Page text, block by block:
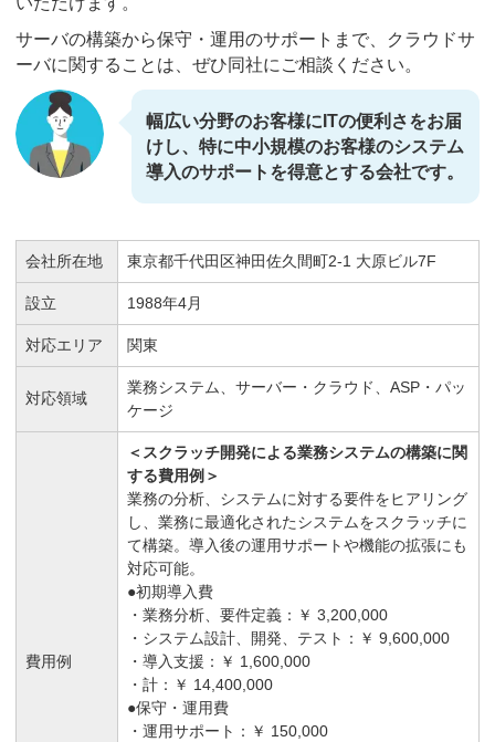
サーバの構築から保守・運用のサポートまで、クラウドサ
ーバに関することは、ぜひ同社にご相談ください。
幅広い分野のお客様にITの便利さをお届
けし、特に中小規模のお客様のシステム
導入のサポートを得意とする会社です。
会社所在地 東京都千代田区神田佐久間町2-1 大原ビル7F
設立 1988年4月
対応エリア 関東
対応領域
業務システム、サーバー・クラウド、ASP・パッ
ケージ
費用例
＜スクラッチ開発による業務システムの構築に関
する費用例＞
業務の分析、システムに対する要件をヒアリング
し、業務に最適化されたシステムをスクラッチに
て構築。導入後の運用サポートや機能の拡張にも
対応可能。
●初期導入費
・業務分析、要件定義：￥ 3,200,000
・システム設計、開発、テスト：￥ 9,600,000
・導入支援：￥ 1,600,000
・計：￥ 14,400,000
●保守・運用費
・運用サポート：￥ 150,000